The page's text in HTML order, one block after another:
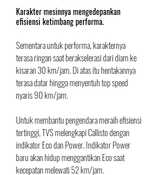
Karakter mesinnya mengedepankan
efisiensi ketimbang performa.
Sementara untuk performa, karakternya
terasa ringan saat berakselerasi dari diam ke
kisaran 30 km/jam. Di atas itu hentakannya
terasa datar hingga menyentuh top speed
nyaris 90 km/jam.
Untuk membantu pengendara meraih efisiensi
tertinggi, TVS melengkapi Callisto dengan
indikator Eco dan Power. Indikator Power
baru akan hidup menggantikan Eco saat
kecepatan melewati 52 km/jam.